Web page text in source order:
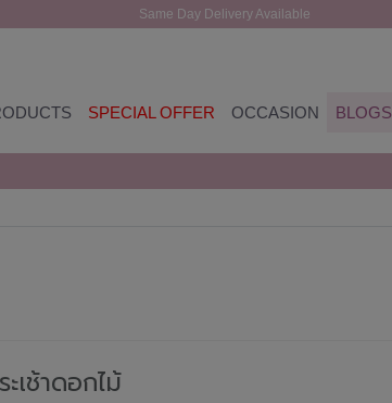
Same Day Delivery Available
SPECIAL OFFER OCCASION BLOGS
เช้าดอกไม้